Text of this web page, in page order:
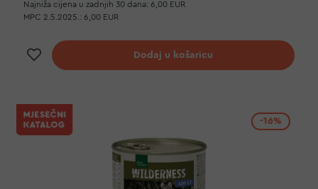
Najniža cijena u zadnjih 30 dana: 6,00 EUR
MPC 2.5.2025.: 6,00 EUR
Dodaj na listu želja
Dodaj u košaricu
-16%